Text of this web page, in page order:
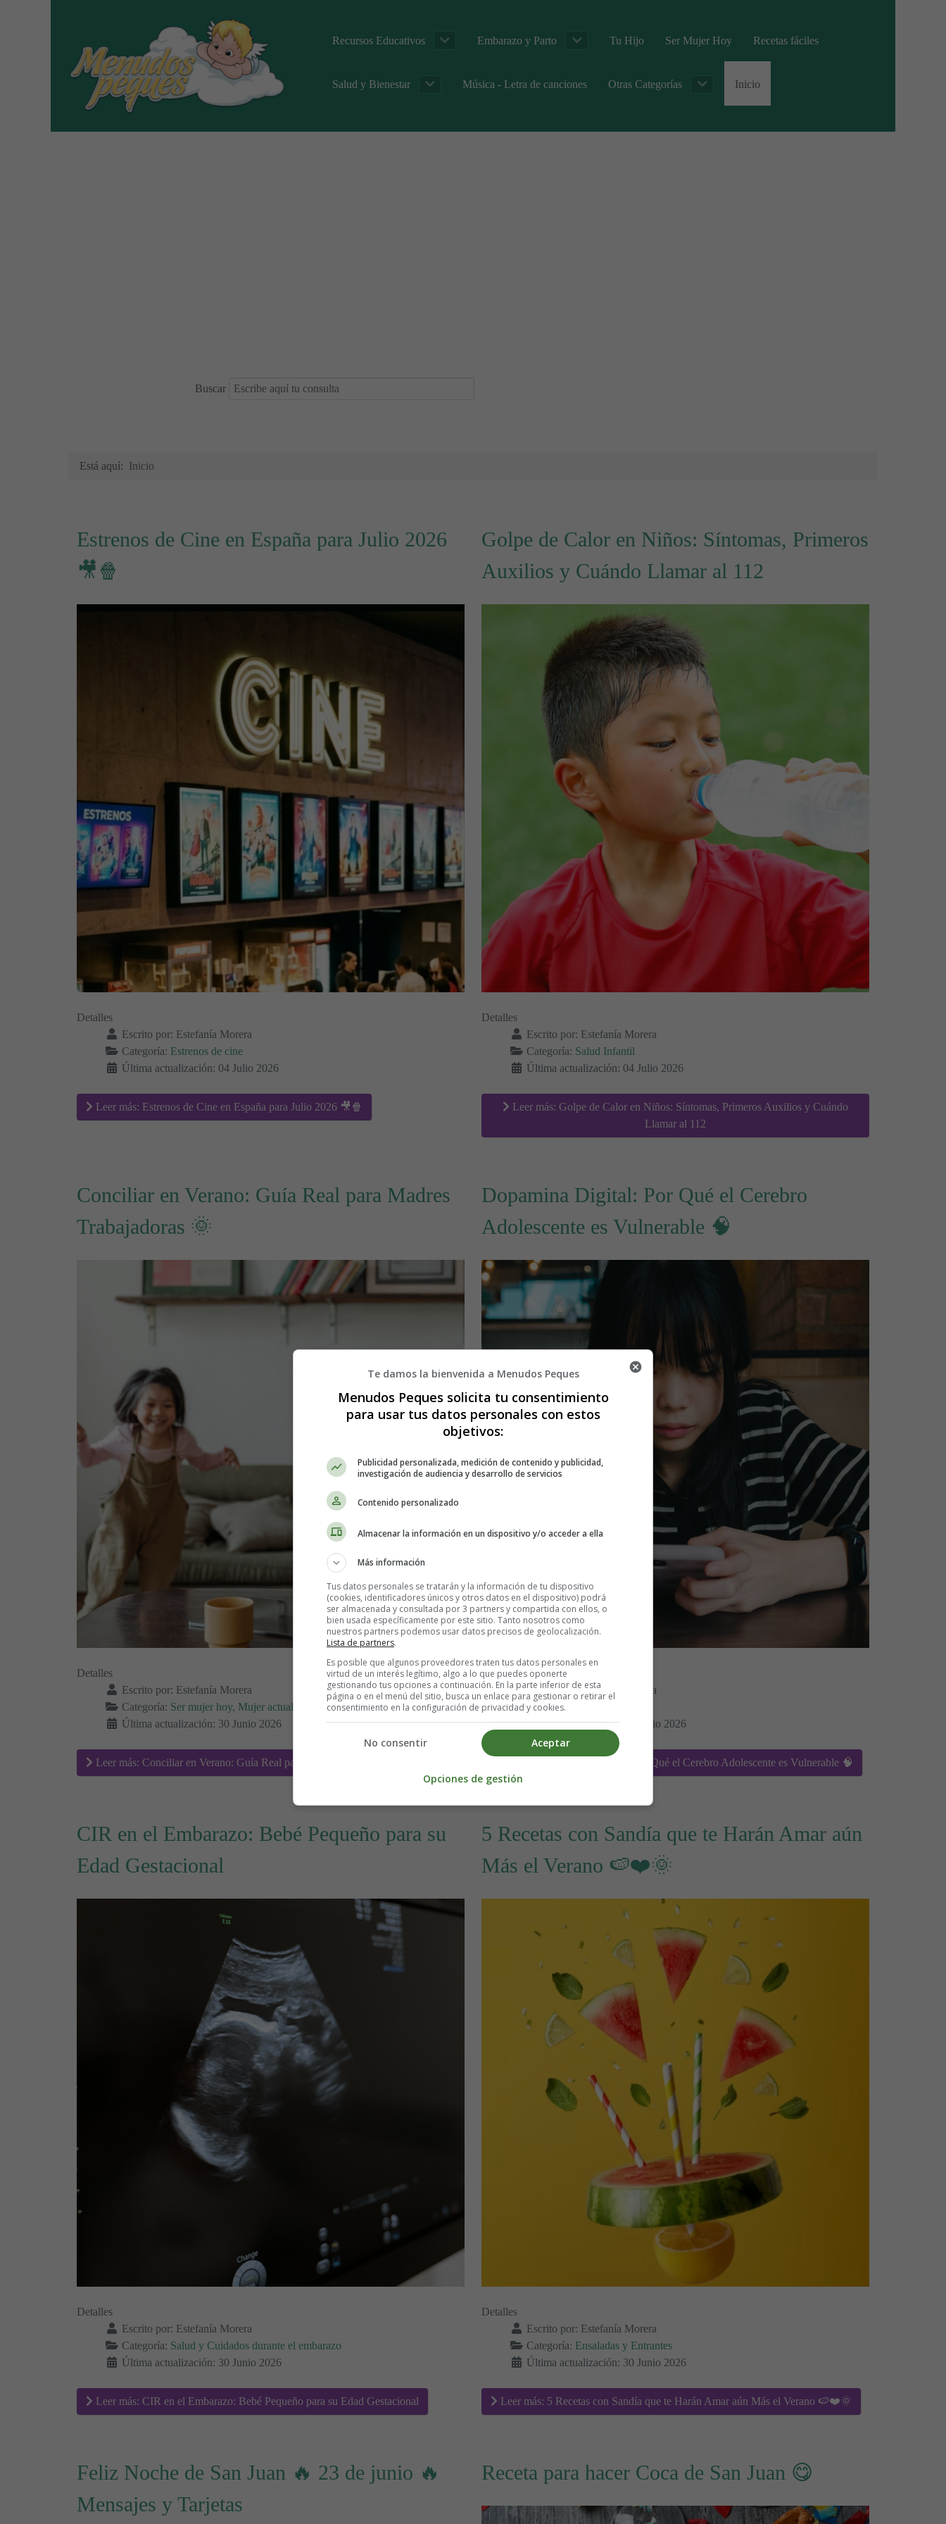
Recursos Educativos Embarazo y Parto Tu Hijo Ser Mujer Hoy Recetas fáciles
Salud y Bienestar Música - Letra de canciones Otras Categorías Inicio
Buscar
Está aquí: Inicio
Estrenos de Cine en España para Julio 2026
🎥🍿
Detalles
Escrito por: Estefanía Morera
Categoría: Estrenos de cine
Última actualización: 04 Julio 2026
Leer más: Estrenos de Cine en España para Julio 2026 🎥🍿
Golpe de Calor en Niños: Síntomas, Primeros
Auxilios y Cuándo Llamar al 112
Detalles
Escrito por: Estefanía Morera
Categoría: Salud Infantil
Última actualización: 04 Julio 2026
Leer más: Golpe de Calor en Niños: Síntomas, Primeros Auxilios y Cuándo
Llamar al 112
Conciliar en Verano: Guía Real para Madres
Trabajadoras 🌞
Detalles
Escrito por: Estefanía Morera
Categoría: Ser mujer hoy, Mujer actual
Última actualización: 30 Junio 2026
Leer más: Conciliar en Verano: Guía Real para Madres Trabajadoras 🌞
Dopamina Digital: Por Qué el Cerebro
Adolescente es Vulnerable 🧠
Detalles
Escrito por:Estefanía Morera
Categoría:
Última actualización: 30 Junio 2026
Leer más: Dopamina Digital: Por Qué el Cerebro Adolescente es Vulnerable 🧠
CIR en el Embarazo: Bebé Pequeño para su
Edad Gestacional
Detalles
Escrito por: Estefanía Morera
Categoría: Salud y Cuidados durante el embarazo
Última actualización: 30 Junio 2026
Leer más: CIR en el Embarazo: Bebé Pequeño para su Edad Gestacional
5 Recetas con Sandía que te Harán Amar aún
Más el Verano 🍉❤️🌞
Detalles
Escrito por: Estefanía Morera
Categoría: Ensaladas y Entrantes
Última actualización: 30 Junio 2026
Leer más: 5 Recetas con Sandía que te Harán Amar aún Más el Verano 🍉❤️🌞
Feliz Noche de San Juan 🔥 23 de junio 🔥
Mensajes y Tarjetas
Receta para hacer Coca de San Juan 😋
Te damos la bienvenida a Menudos Peques
Menudos Peques solicita tu consentimiento
para usar tus datos personales con estos
objetivos:
Publicidad personalizada, medición de contenido y publicidad,
investigación de audiencia y desarrollo de servicios
Contenido personalizado
Almacenar la información en un dispositivo y/o acceder a ella
Más información
Tus datos personales se tratarán y la información de tu dispositivo
(cookies, identificadores únicos y otros datos en el dispositivo) podrá
ser almacenada y consultada por 3 partners y compartida con ellos, o
bien usada específicamente por este sitio. Tanto nosotros como
nuestros partners podemos usar datos precisos de geolocalización.
Lista de partners.
Es posible que algunos proveedores traten tus datos personales en
virtud de un interés legítimo, algo a lo que puedes oponerte
gestionando tus opciones a continuación. En la parte inferior de esta
página o en el menú del sitio, busca un enlace para gestionar o retirar el
consentimiento en la configuración de privacidad y cookies.
Aceptar
No consentir
Opciones de gestión